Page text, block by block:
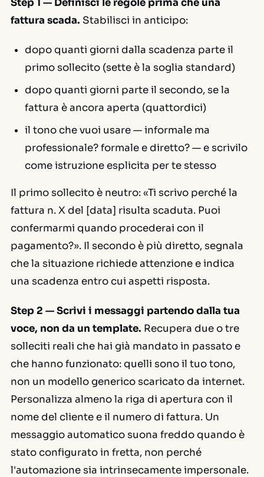
Step 1 — Definisci le regole prima che una
fattura scada. Stabilisci in anticipo:
dopo quanti giorni dalla scadenza parte il
primo sollecito (sette è la soglia standard)
dopo quanti giorni parte il secondo, se la
fattura è ancora aperta (quattordici)
il tono che vuoi usare — informale ma
professionale? formale e diretto? — e scrivilo
come istruzione esplicita per te stesso
Il primo sollecito è neutro: «Ti scrivo perché la
fattura n. X del [data] risulta scaduta. Puoi
confermarmi quando procederai con il
pagamento?». Il secondo è più diretto, segnala
che la situazione richiede attenzione e indica
una scadenza entro cui aspetti risposta.
Step 2 — Scrivi i messaggi partendo dalla tua
voce, non da un template. Recupera due o tre
solleciti reali che hai già mandato in passato e
che hanno funzionato: quelli sono il tuo tono,
non un modello generico scaricato da internet.
Personalizza almeno la riga di apertura con il
nome del cliente e il numero di fattura. Un
messaggio automatico suona freddo quando è
stato configurato in fretta, non perché
l'automazione sia intrinsecamente impersonale.